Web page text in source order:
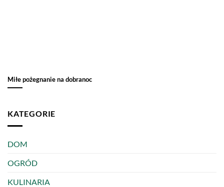
Miłe pożegnanie na dobranoc
KATEGORIE
DOM
OGRÓD
KULINARIA